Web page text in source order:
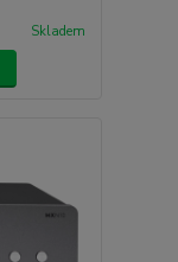
Skladem